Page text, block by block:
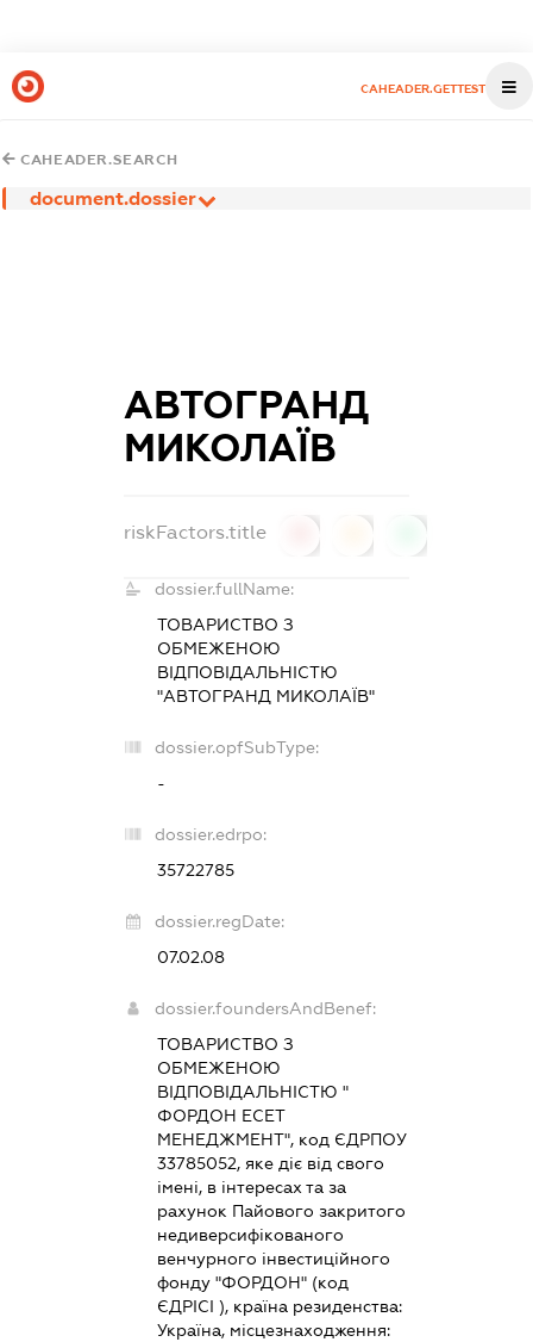
CAHEADER.GETTEST
CAHEADER.SEARCH
document.dossier
АВТОГРАНД
МИКОЛАЇВ
riskFactors.title
dossier.fullName:
ТОВАРИСТВО З
ОБМЕЖЕНОЮ
ВІДПОВІДАЛЬНІСТЮ
"АВТОГРАНД МИКОЛАЇВ"
dossier.opfSubType:
-
dossier.edrpo:
35722785
dossier.regDate:
07.02.08
dossier.foundersAndBenef:
ТОВАРИСТВО З
ОБМЕЖЕНОЮ
ВІДПОВІДАЛЬНІСТЮ "
ФОРДОН ЕСЕТ
МЕНЕДЖМЕНТ", код ЄДРПОУ
33785052, яке діє від свого
імені, в інтересах та за
рахунок Пайового закритого
недиверсифікованого
венчурного інвестиційного
фонду "ФОРДОН" (код
ЄДРІСІ ), країна резиденства:
Україна, місцезнаходження: